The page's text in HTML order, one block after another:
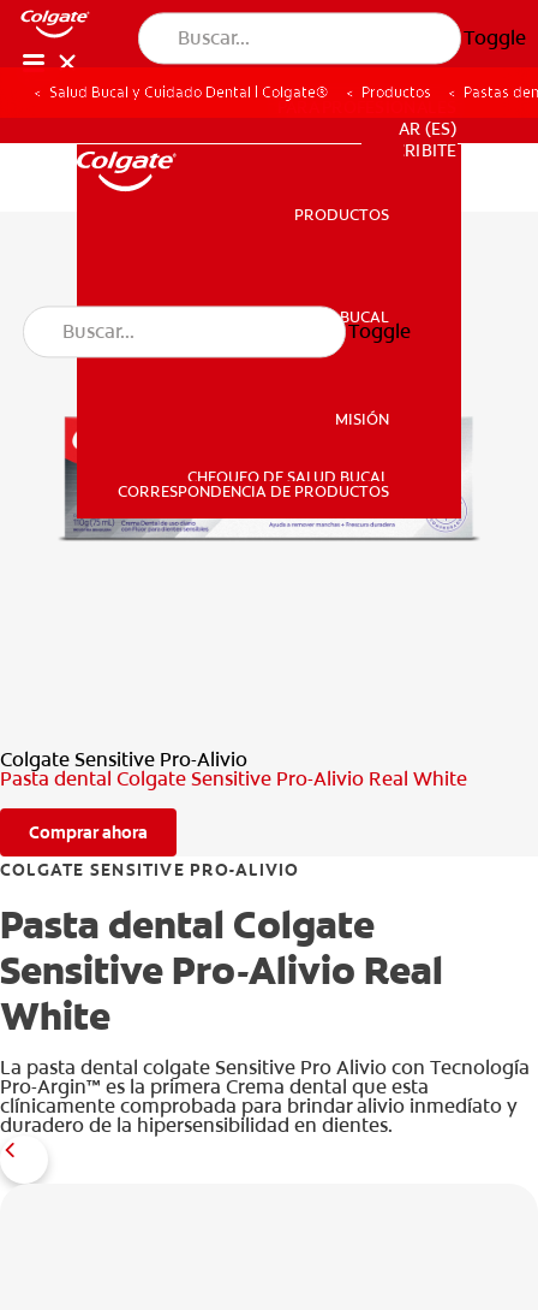
Toggle
SALUD BUCAL
PARA PROFESIONALES
AR (ES)
SUSCRIBITE
PRODUCTOS
SALUD BUCAL
MISIÓN
CHEQUEO DE SALUD BUCAL
CORRESPONDENCIA DE PRODUCTOS
Toggle
Salud Bucal y Cuidado Dental | Colgate® Productos Pastas
Colgate Sensitive Pro-Alivio
Pasta dental Colgate Sensitive Pro-Alivio Real White
Comprar ahora
COLGATE SENSITIVE PRO-ALIVIO
Pasta dental Colgate
Sensitive Pro-Alivio Real
White
La pasta dental colgate Sensitive Pro Alivio con Tecnología
Pro-Argin™ es la primera Crema dental que esta
clínicamente comprobada para brindar alivio inmedíato y
duradero de la hipersensibilidad en dientes.